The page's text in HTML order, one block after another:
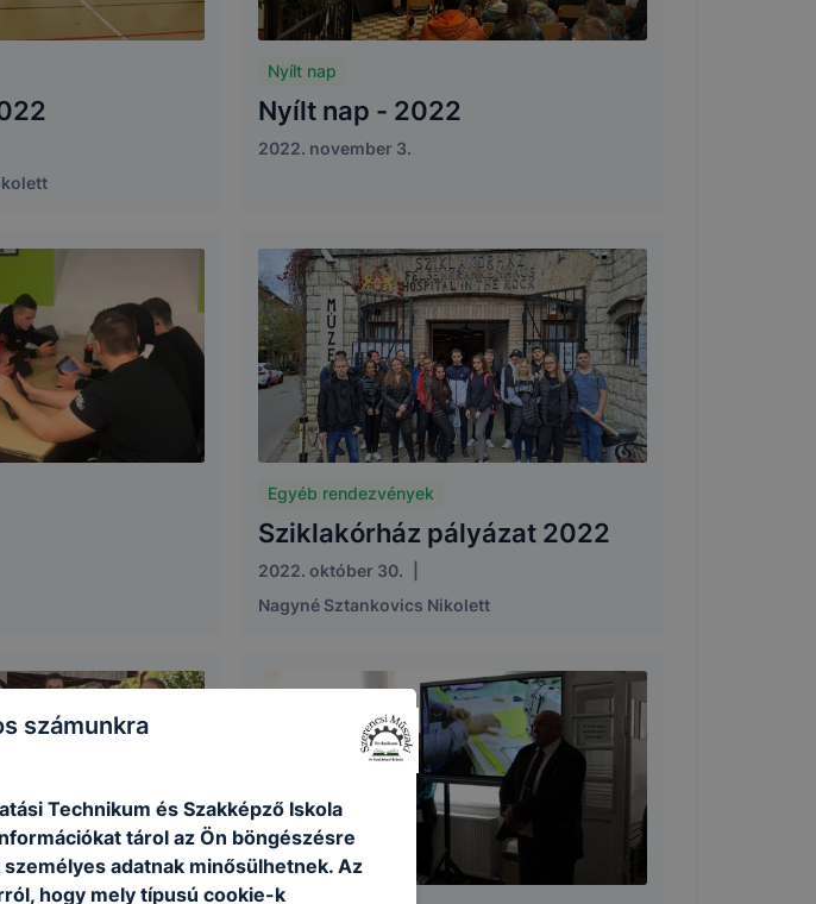
Nyílt nap
Nyílt nap - 2022
2022. november 3.
Egyéb rendezvények
Sziklakórház pályázat 2022
2022. október 30.
Nagyné Sztankovics Nikolett
számunkra
Technikum és Szakképző Iskola
tárol az Ön böngészésre
adatnak minősülhetnek. Az
hogy mely típusú cookie-k